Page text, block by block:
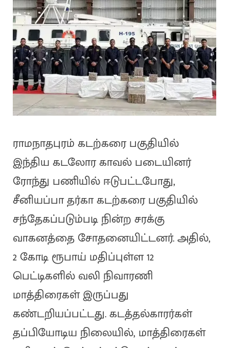
ராமநாதபுரம் கடற்கரை பகுதியில்
இந்திய கடலோர காவல் படையினர்
ரோந்து பணியில் ஈடுபட்டபோது,
சீனியப்பா தர்கா கடற்கரை பகுதியில்
சந்தேகப்படும்படி நின்ற சரக்கு
வாகனத்தை சோதனையிட்டனர். அதில்,
2 கோடி ரூபாய் மதிப்புள்ள 12
பெட்டிகளில் வலி நிவாரணி
மாத்திரைகள் இருப்பது
கண்டறியப்பட்டது. கடத்தல்காரர்கள்
தப்பியோடிய நிலையில், மாத்திரைகள்